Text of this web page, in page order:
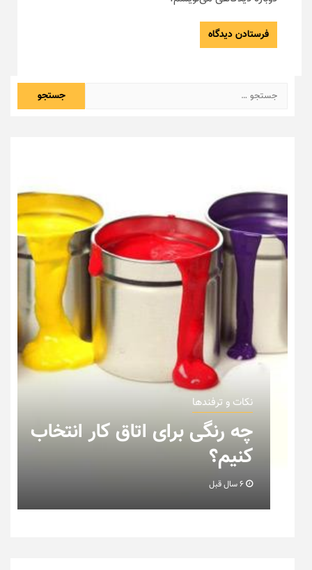
جستجو
برای:
نکات و ترفندها
چه رنگی برای اتاق کار انتخاب
کنیم؟